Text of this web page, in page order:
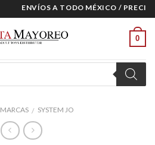
ENVÍOS A TODO MÉXICO / PRECIOS
0
MARCAS / SYSTEM JO